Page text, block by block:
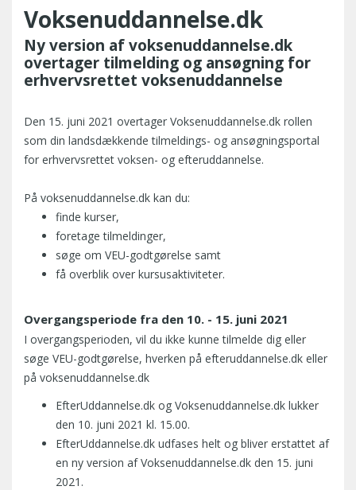
Voksenuddannelse.dk
Ny version af voksenuddannelse.dk
overtager tilmelding og ansøgning for
erhvervsrettet voksenuddannelse
Den 15. juni 2021 overtager Voksenuddannelse.dk rollen
som din landsdækkende tilmeldings- og ansøgningsportal
for erhvervsrettet voksen- og efteruddannelse.
På voksenuddannelse.dk kan du:
finde kurser,
foretage tilmeldinger,
søge om VEU-godtgørelse samt
få overblik over kursusaktiviteter.
Overgangsperiode fra den 10. - 15. juni 2021
I overgangsperioden, vil du ikke kunne tilmelde dig eller
søge VEU-godtgørelse, hverken på efteruddannelse.dk eller
på voksenuddannelse.dk
EfterUddannelse.dk og Voksenuddannelse.dk lukker
den 10. juni 2021 kl. 15.00.
EfterUddannelse.dk udfases helt og bliver erstattet af
en ny version af Voksenuddannelse.dk den 15. juni
2021.